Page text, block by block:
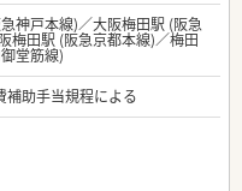
神戸本線)／大阪梅田駅 (阪急
梅田駅 (阪急京都本線)／梅田
堂筋線)
補助手当規程による